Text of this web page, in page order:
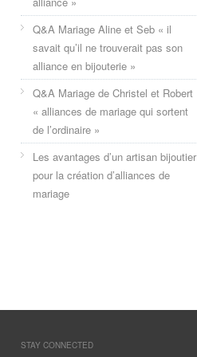
Q&A Mariage Aline et Seb « il
savait qu’il ne trouverait pas son
alliance en bijouterie »
Q&A Mariage de Christel et Robert
« alliances de mariage qui sortent
de l’ordinaire »
Les avantages d’un artisan bijoutier
pour la création d’alliances de
mariage
STAY CONNECTED